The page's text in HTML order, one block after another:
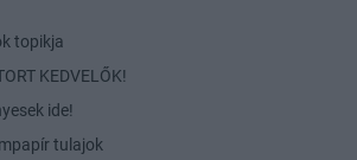
topikja
KEDVELŐK!
ide!
tulajok